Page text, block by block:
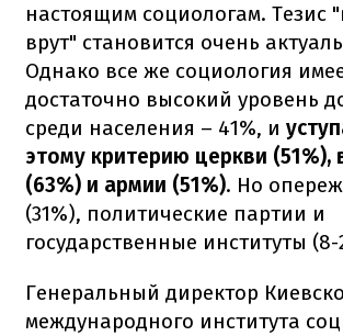
настоящим социологам. Тезис
врут" становится очень
Однако все же социология
достаточно высокий уровень
среди населения – 41%, и
этому критерию церкви (51%),
(63%) и армии (51%). Но
(31%), политические партии и
государственные институты (8-
Генеральный директор
международного института